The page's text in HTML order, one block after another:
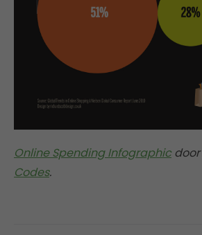
Online Spending Infographicdoor
Codes.